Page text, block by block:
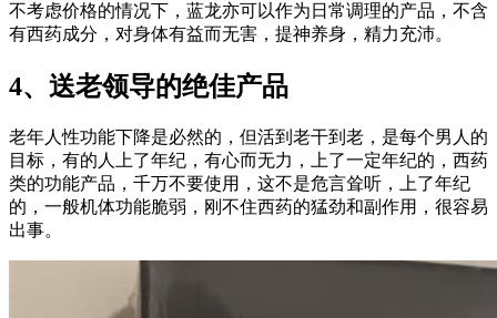
不考虑价格的情况下，蓝龙亦可以作为日常调理的产品，不含
有西药成分，对身体有益而无害，提神养身，精力充沛。
4、送老领导的绝佳产品
老年人性功能下降是必然的，但活到老干到老，是每个男人的
目标，有的人上了年纪，有心而无力，上了一定年纪的，西药
类的功能产品，千万不要使用，这不是危言耸听，上了年纪
的，一般机体功能脆弱，刚不住西药的猛劲和副作用，很容易
出事。